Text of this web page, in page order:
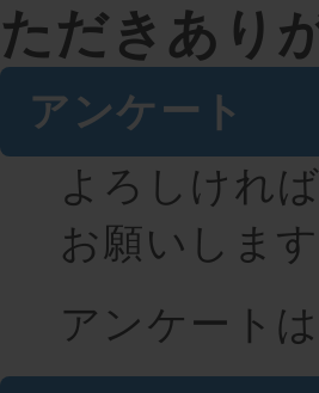
ただきあり
アンケート
よろしけれ
お願いします
アンケート